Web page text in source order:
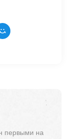
первыми на